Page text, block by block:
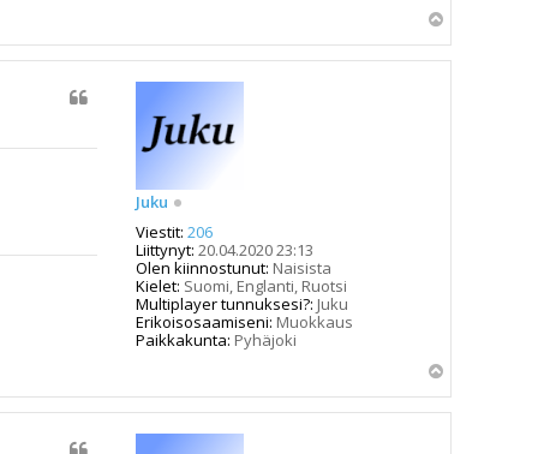
ö
Juku
Viestit: 206
Liittynyt: 20.04.2020 23:13
Olen kiinnostunut: Naisista
Kielet: Suomi, Englanti, Ruotsi
Multiplayer tunnuksesi?: Juku
Erikoisosaamiseni: Muokkaus
Paikkakunta: Pyhäjoki
ö